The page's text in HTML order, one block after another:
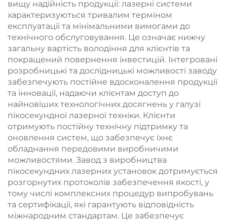
вищу надійність продукції: лазерні системи
характеризуються тривалим терміном
експлуатації та мінімальними вимогами до
технічного обслуговування. Це означає нижчу
загальну вартість володіння для клієнтів та
покращений повернення інвестицій. Інтегровані
розробницькі та дослідницькі можливості заводу
забезпечують постійне вдосконалення продукції
та інновації, надаючи клієнтам доступ до
найновіших технологічних досягнень у галузі
пікосекундної лазерної техніки. Клієнти
отримують постійну технічну підтримку та
оновлення систем, що забезпечує їхнє
обладнання передовими виробничими
можливостями. Завод з виробництва
пікосекундних лазерних установок дотримується
розгорнутих протоколів забезпечення якості, у
тому числі комплексних процедур випробувань
та сертифікації, які гарантують відповідність
міжнародним стандартам. Це забезпечує